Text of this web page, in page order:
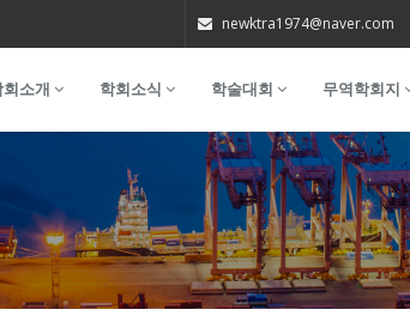
newktra1974@naver.com
회소개 학회소식 학술대회 무역학회지